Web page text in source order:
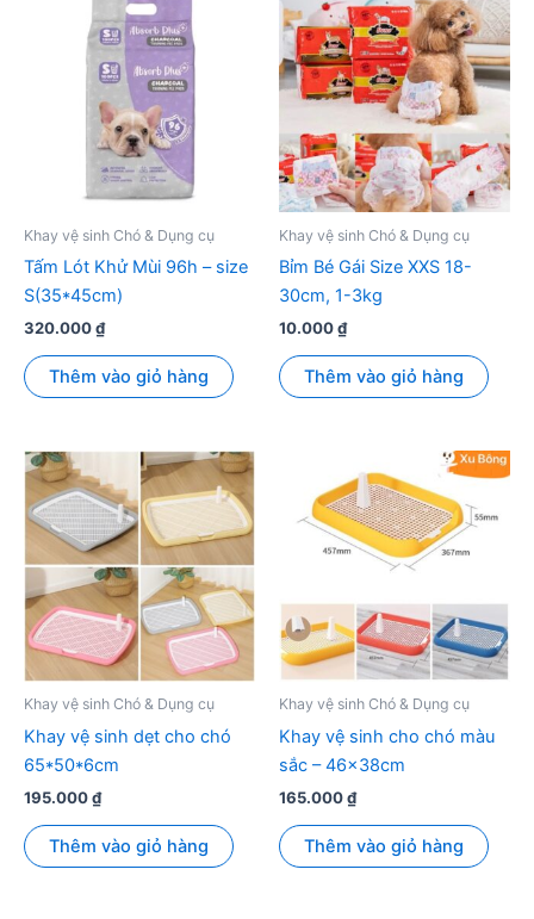
Khay vệ sinh Chó & Dụng cụ
Tấm Lót Khử Mùi 96h – size
S(35*45cm)
320.000₫
Thêm vào giỏ hàng
Khay vệ sinh Chó & Dụng cụ
Bỉm Bé Gái Size XXS 18-
30cm, 1-3kg
10.000₫
Thêm vào giỏ hàng
Khay vệ sinh Chó & Dụng cụ
Khay vệ sinh dẹt cho chó
65*50*6cm
195.000₫
Thêm vào giỏ hàng
Khay vệ sinh Chó & Dụng cụ
Khay vệ sinh cho chó màu
sắc – 46x38cm
165.000₫
Thêm vào giỏ hàng